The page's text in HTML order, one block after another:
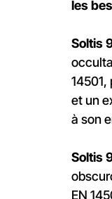
les
Soltis
et un
à son
Soltis
EN